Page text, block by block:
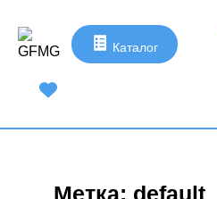
UA | RU
Каталог
Метка: default